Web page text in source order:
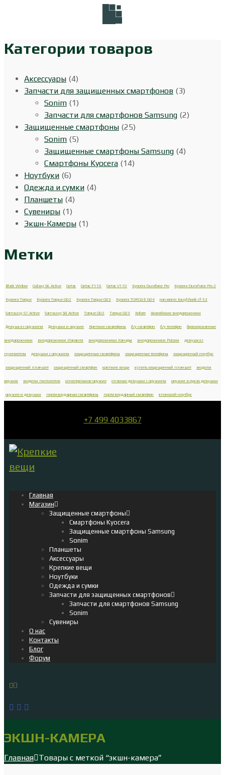
Категории товаров
Аксессуары (4)
Запчасти для защищенных смартфонов (3)
Sonim (1)
Запчасти для смартфонов Samsung (2)
Защищенные смартфоны (25)
Sonim (5)
Защищенные смартфоны Samsung (4)
Смартфоны Kyocera (14)
Ноутбуки (6)
Одежда и сумки (4)
Планшеты (4)
Сувениры (1)
Экшн-Камеры (1)
Метки
Black Widow Galaxy S6 Active Getac Getac F110 Getac V110 Kyocera Duraforce Pro Kyocera DuraForce Pro 2
Kyocera Torque Kyocera Torque G02 Kyocera Torque G03 Kyocera TORQUE G04 panasonic toughbook cf-53
Samsung S7 Active Samsung S8 Active Torque G02 Torque G03 Xplore Армейские внедорожники
Девушка с оружием Девушки и оружие Крепкие смартфоны б/у смартфон б/у телефон бронированные
внедорожники внедорожники Израиля внедорожники Канады внедорожники России девушка с
пулеметом девушки с оружием защищенные смартфоны защищенные телефоны защищенный ноутбук
защищенный планшет защищенный смартфон крепкие вещи купить защищенный планшет модели
оружия модели пистолетов огнестрельное оружие опасные девушки с оружием оружие в руках девушки
оружие и девушки противоударные смартфоны противоударный смартфон японский ноутбук
+7 499 4033867
Главная
Магазин
Защищенные смартфоны
Смартфоны Kyocera
Защищенные смартфоны Samsung
Sonim
Планшеты
Аксессуары
Крепкие вещи
Ноутбуки
Одежда и сумки
Запчасти для защищенных смартфонов
Запчасти для смартфонов Samsung
Sonim
Сувениры
О нас
Контакты
Блог
Форум
0
ЭКШН-КАМЕРА
Главная Товары с меткой “экшн-камера”